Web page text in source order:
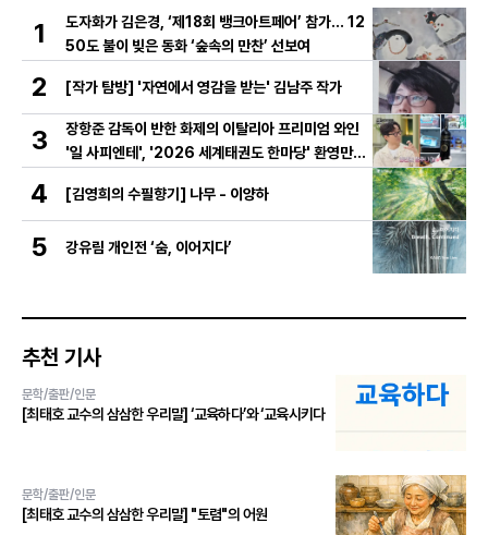
1
도자화가 김은경, ‘제18회 뱅크아트페어’ 참가… 12
50도 불이 빚은 동화 ‘숲속의 만찬’ 선보여
2 [작가 탐방] '자연에서 영감을 받는' 김남주 작가
3
장항준 감독이 반한 화제의 이탈리아 프리미엄 와인
'일 사피엔테', '2026 세계태권도 한마당' 환영만찬
4 [김영희의 수필향기] 나무 - 이양하
5 강유림 개인전 ‘숨, 이어지다’
추천 기사
문학/출판/인문
[최태호 교수의 삼삼한 우리말] ‘교육하다’와 ‘교육시키다
문학/출판/인문
[최태호 교수의 삼삼한 우리말] "토렴"의 어원